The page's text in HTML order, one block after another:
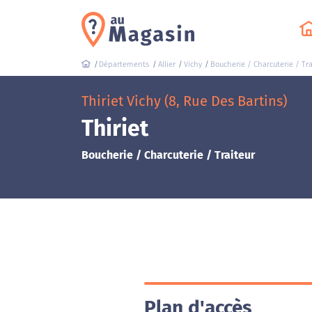
Départements Allier Vichy Boucherie / Charcuterie /
Thiriet Vichy (8, Rue Des Bartins)
Thiriet
Boucherie / Charcuterie / Traiteur